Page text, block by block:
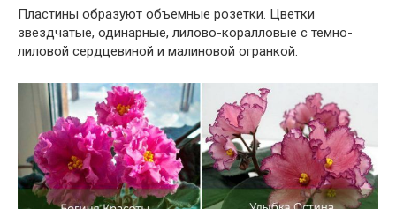
Пластины образуют объемные розетки. Цветки
звездчатые, одинарные, лилово-коралловые с темно-
лиловой сердцевиной и малиновой огранкой.